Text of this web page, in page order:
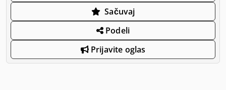
Sačuvaj
Podeli
Prijavite oglas